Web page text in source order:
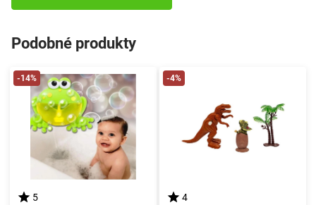
Podobné produkty
-14%
5
-4%
4